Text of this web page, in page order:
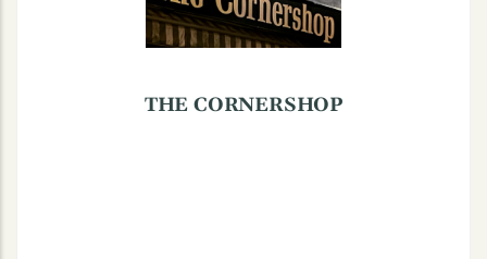
THE CORNERSHOP
Tel: 0176-62002195